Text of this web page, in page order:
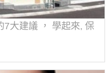
7大建議 ， 學起來, 保